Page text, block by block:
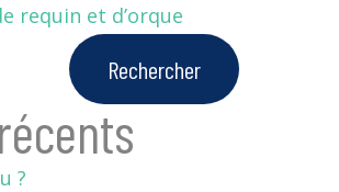
requin et d’orque
?